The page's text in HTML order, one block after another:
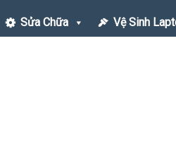
Sửa Chữa Vệ Sinh